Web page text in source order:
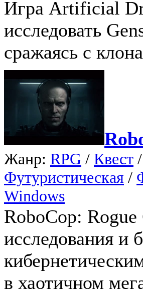
Игра Artificial
исследовать
сражаясь с
Жанр: RPG / Квест /
Футуристическая /
Windows
RoboCop: Rogue
исследования и
в хаотичном